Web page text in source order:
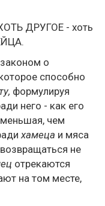
ДРУГОЕ - хоть
о
способно
формулируя
него - как его
меньшая, чем
хамеца и мяса
возвращаться не
отрекаются
на том месте,